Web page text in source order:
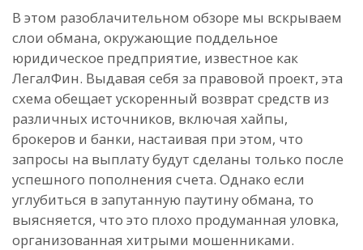
В этом разоблачительном обзоре мы вскрываем
слои обмана, окружающие поддельное
юридическое предприятие, известное как
ЛегалФин. Выдавая себя за правовой проект, эта
схема обещает ускоренный возврат средств из
различных источников, включая хайпы,
брокеров и банки, настаивая при этом, что
запросы на выплату будут сделаны только после
успешного пополнения счета. Однако если
углубиться в запутанную паутину обмана, то
выясняется, что это плохо продуманная уловка,
организованная хитрыми мошенниками.